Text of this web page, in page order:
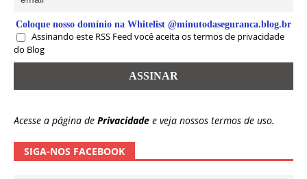
Coloque nosso domínio na Whitelist @minutodaseguranca.blog.br
Assinando este RSS Feed você aceita os termos de privacidade
do Blog
Acesse a página de Privacidade e veja nossos termos de uso.
SIGA-NOS FACEBOOK